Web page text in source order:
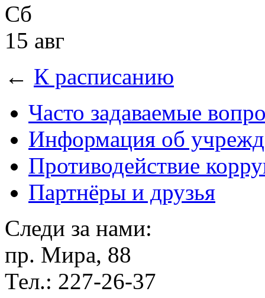
Сб
15 авг
← К расписанию
Часто задаваемые
Информация об
Противодействие
Партнёры и друзья
Следи за нами:
пр. Мира, 88
Тел.: 227-26-37